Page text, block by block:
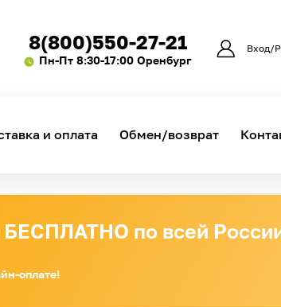
8(800)550-27-21
Пн-Пт 8:30-17:00 Оренбург
Вход/
и оплата Обмен/возврат
БЕСПЛАТНО по всей
оплате!